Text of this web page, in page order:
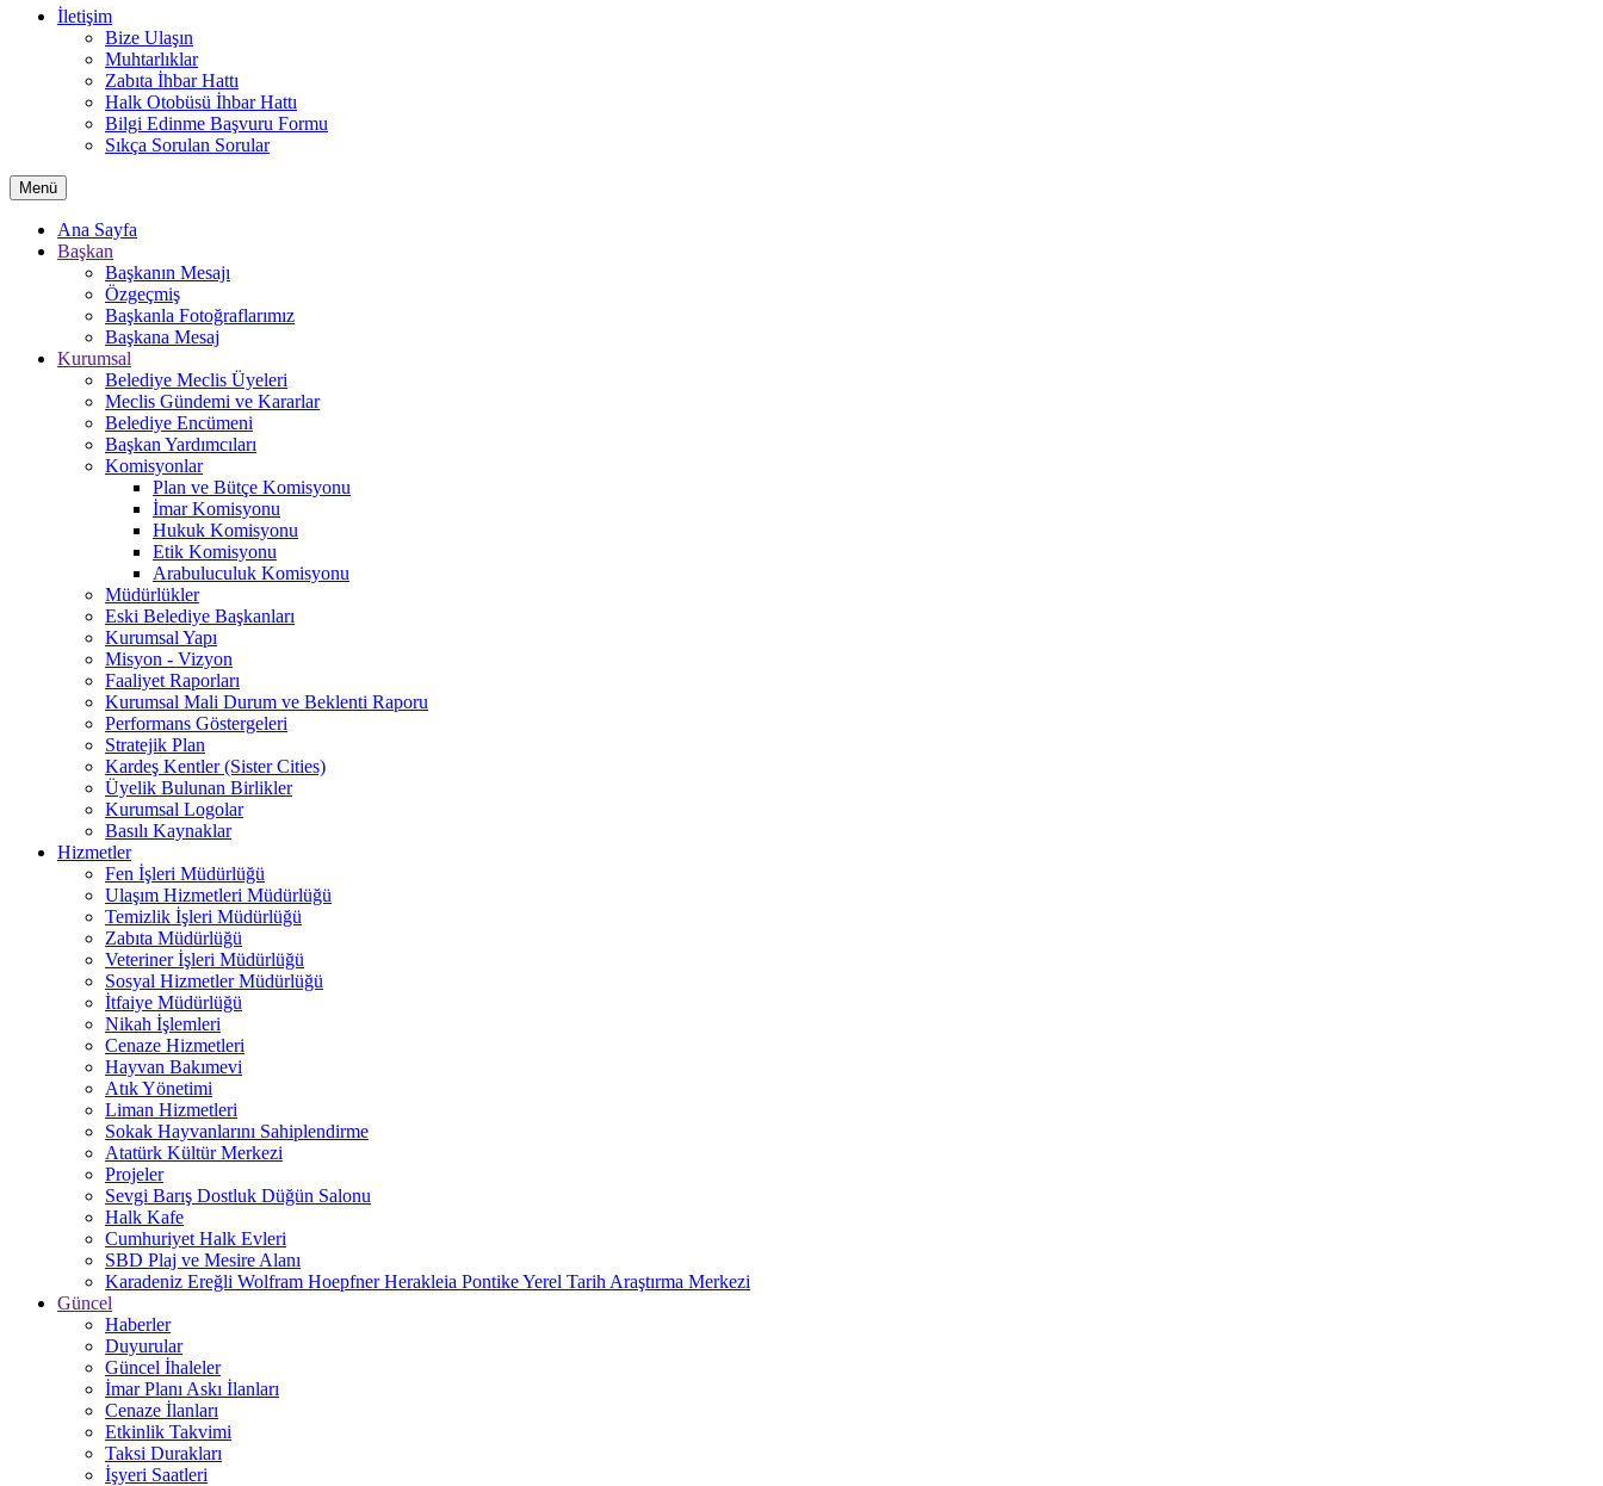
İletişim
Bize Ulaşın
Muhtarlıklar
Zabıta İhbar Hattı
Halk Otobüsü İhbar Hattı
Bilgi Edinme Başvuru Formu
Sıkça Sorulan Sorular
Menü
Ana Sayfa
Başkan
Başkanın Mesajı
Özgeçmiş
Başkanla Fotoğraflarımız
Başkana Mesaj
Kurumsal
Belediye Meclis Üyeleri
Meclis Gündemi ve Kararlar
Belediye Encümeni
Başkan Yardımcıları
Komisyonlar
Plan ve Bütçe Komisyonu
İmar Komisyonu
Hukuk Komisyonu
Etik Komisyonu
Arabuluculuk Komisyonu
Müdürlükler
Eski Belediye Başkanları
Kurumsal Yapı
Misyon - Vizyon
Faaliyet Raporları
Kurumsal Mali Durum ve Beklenti Raporu
Performans Göstergeleri
Stratejik Plan
Kardeş Kentler (Sister Cities)
Üyelik Bulunan Birlikler
Kurumsal Logolar
Basılı Kaynaklar
Hizmetler
Fen İşleri Müdürlüğü
Ulaşım Hizmetleri Müdürlüğü
Temizlik İşleri Müdürlüğü
Zabıta Müdürlüğü
Veteriner İşleri Müdürlüğü
Sosyal Hizmetler Müdürlüğü
İtfaiye Müdürlüğü
Nikah İşlemleri
Cenaze Hizmetleri
Hayvan Bakımevi
Atık Yönetimi
Liman Hizmetleri
Sokak Hayvanlarını Sahiplendirme
Atatürk Kültür Merkezi
Projeler
Sevgi Barış Dostluk Düğün Salonu
Halk Kafe
Cumhuriyet Halk Evleri
SBD Plaj ve Mesire Alanı
Karadeniz Ereğli Wolfram Hoepfner Herakleia Pontike Yerel Tarih Araştırma Merkezi
Güncel
Haberler
Duyurular
Güncel İhaleler
İmar Planı Askı İlanları
Cenaze İlanları
Etkinlik Takvimi
Taksi Durakları
İşyeri Saatleri